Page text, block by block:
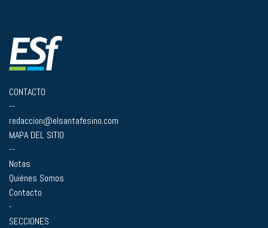
CONTACTO
--
redaccion@elsantafesino.com
MAPA DEL SITIO
--
Notas
Quiénes Somos
Contacto
-
SECCIONES